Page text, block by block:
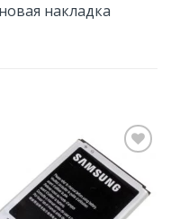
накладка
Добавить
в
Избранное